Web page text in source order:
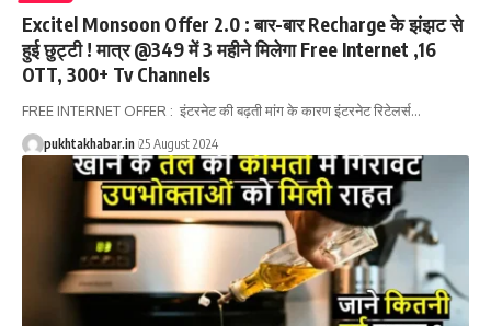
Excitel Monsoon Offer 2.0 : बार-बार Recharge के झंझट से
हुई छुट्टी ! मात्र @349 में 3 महीने मिलेगा Free Internet ,16
OTT, 300+ Tv Channels
FREE INTERNET OFFER : इंटरनेट की बढ़ती मांग के कारण इंटरनेट रिटेलर्स…
pukhtakhabar.in 25 August 2024